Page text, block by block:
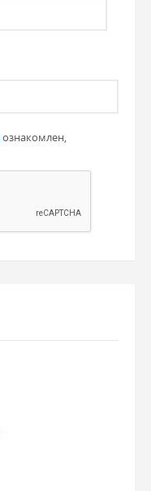
ознакомлен,